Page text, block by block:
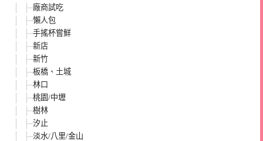
廠商試吃
懶人包
手搖杯嘗鮮
新店
新竹
板橋、土城
林口
桃園/中壢
樹林
汐止
淡水/八里/金山